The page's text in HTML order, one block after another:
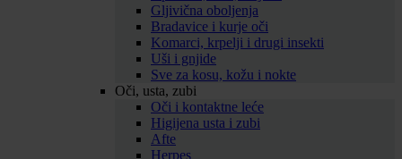
Gljivična oboljenja
Bradavice i kurje oči
Komarci, krpelji i drugi insekti
Uši i gnjide
Sve za kosu, kožu i nokte
Oči, usta, zubi
Oči i kontaktne leće
Higijena usta i zubi
Afte
Herpes